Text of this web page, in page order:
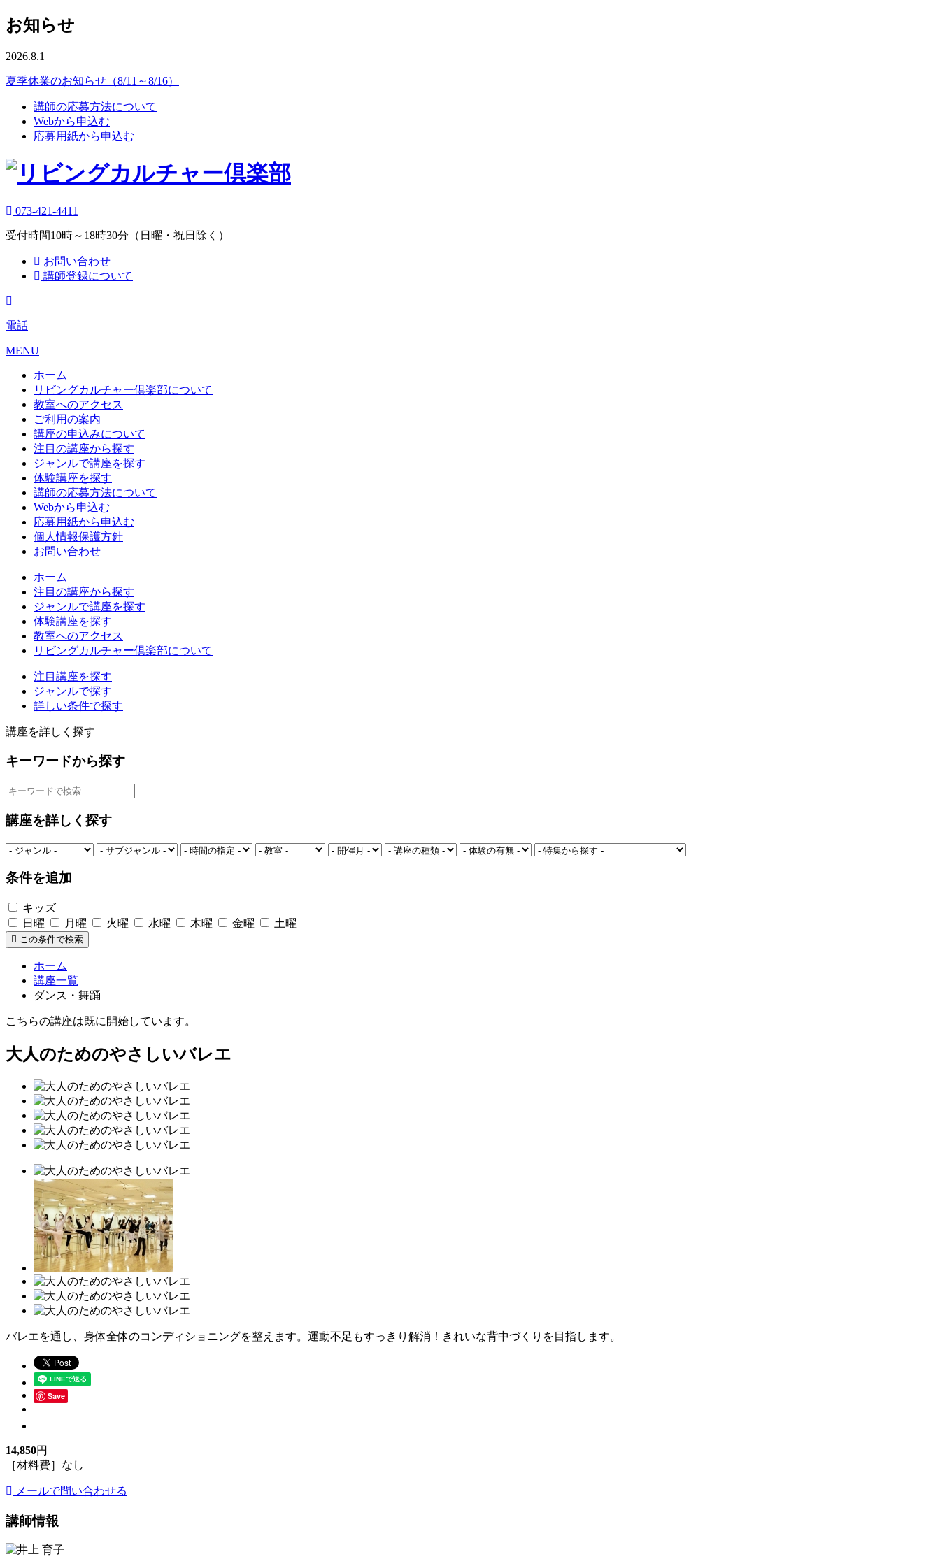
お知らせ
2026.8.1
夏季休業のお知らせ（8/11～8/16）
講師の応募方法について
Webから申込む
応募用紙から申込む
073-421-4411
受付時間10時～18時30分（日曜・祝日除く）
お問い合わせ
講師登録について
電話
MENU
ホーム
リビングカルチャー倶楽部について
教室へのアクセス
ご利用の案内
講座の申込みについて
注目の講座から探す
ジャンルで講座を探す
体験講座を探す
講師の応募方法について
Webから申込む
応募用紙から申込む
個人情報保護方針
お問い合わせ
ホーム
注目の講座から探す
ジャンルで講座を探す
体験講座を探す
教室へのアクセス
リビングカルチャー倶楽部について
注目講座を探す
ジャンルで探す
詳しい条件で探す
講座を詳しく探す
キーワードから探す
講座を詳しく探す
条件を追加
キッズ
日曜
月曜 火曜 水曜 木曜 金曜 土曜
この条件で検索
ホーム
講座一覧
ダンス・舞踊
こちらの講座は既に開始しています。
大人のためのやさしいバレエ
バレエを通し、身体全体のコンディショニングを整えます。運動不足もすっきり解消！きれいな背中づくりを目指します。
Save
14,850円
［材料費］なし
メールで問い合わせる
講師情報